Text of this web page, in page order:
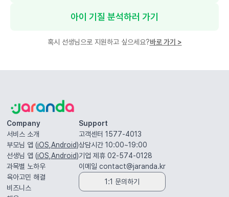
아이 기질 분석하러 가기
혹시 선생님으로 지원하고 싶으세요?바로 가기 >
Company
서비스 소개
부모님 앱 (iOS Android)
선생님 앱 (iOS Android)
과목별 노하우
육아고민 해결
비즈니스
Support
고객센터 1577-4013
상담시간 10:00~19:00
기업 제휴 02-574-0128
이메일 contact@jaranda.kr
1:1 문의하기